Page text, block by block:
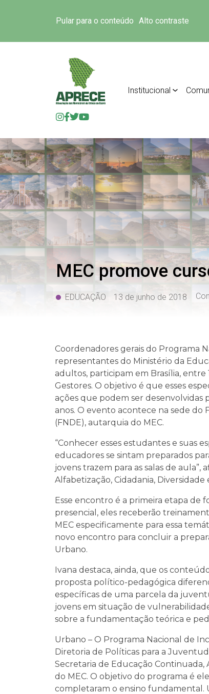
Pular para o conteúdo Alto contraste
Institucional
MEC promove
EDUCAÇÃO 13 de junho de 2018
Coordenadores gerais do Programa
representantes do Ministério da
adultos, participam em Brasília, entre
Gestores. O objetivo é que esses
ações que podem ser desenvolvidas
anos. O evento acontece na sede
(FNDE), autarquia do MEC.
“Conhecer esses estudantes e suas
educadores se sintam preparados
jovens trazem para as salas de
Alfabetização, Cidadania,
Esse encontro é a primeira etapa de
presencial, eles receberão
MEC especificamente para essa
novo encontro para concluir a
Urbano.
Ivana destaca, ainda, que os
proposta político-pedagógica
específicas de uma parcela da
jovens em situação de
sobre a fundamentação teórica e
Urbano – O Programa Nacional de
Diretoria de Políticas para a
Secretaria de Educação Continuada,
do MEC. O objetivo do programa é
completaram o ensino fundamental.